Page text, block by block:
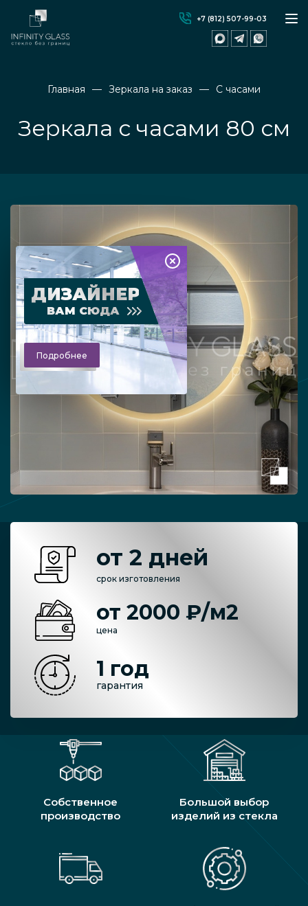
+7 (812) 507-99-03
Главная Зеркала на заказ С часами
Зеркала с часами 80 см
ДИЗАЙНЕР
ВАМ СЮДА
Подробнее
от 2 дней
срок изготовления
от 2000 ₽/м2
цена
1 год
гарантия
Собственное
производство
Большой выбор
изделий из стекла